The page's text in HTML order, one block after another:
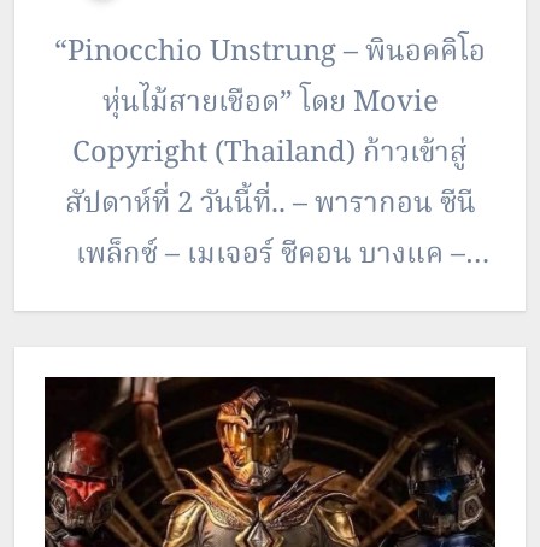
เป็นอีกหนึ่งแนวทางการส่งเสริมการ
ท่องเที่ยวเชิงสร้างสรรค์ของ…
“Pinocchio Unstrung – พินอคคิโอ
หุ่นไม้สายเชือด” โดย Movie
Copyright (Thailand) ก้าวเข้าสู่
สัปดาห์ที่ 2 วันนี้ที่.. – พารากอน ซีนี
เพล็กซ์ – เมเจอร์ ซีคอน บางแค –
เมเจอร์ ซีนีเพล็กซ์ พระราม 2 –